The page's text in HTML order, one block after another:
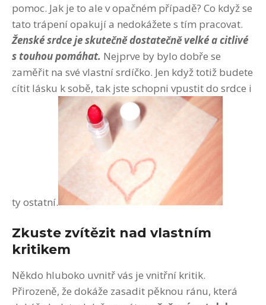
pomoc. Jak je to ale v opačném případě? Co když se
tato trápení opakují a nedokážete s tím pracovat.
Ženské srdce je skutečně dostatečně velké a citlivé
s touhou pomáhat. Nejprve by bylo dobře se
zaměřit na své vlastní srdíčko. Jen když totiž budete
cítit lásku k sobě, tak jste schopni vpustit do srdce i
ty ostatní.
Zkuste zvítězit nad vlastním
kritikem
Někdo hluboko uvnitř vás je vnitřní kritik.
Přirozeně, že dokáže zasadit pěknou ránu, která